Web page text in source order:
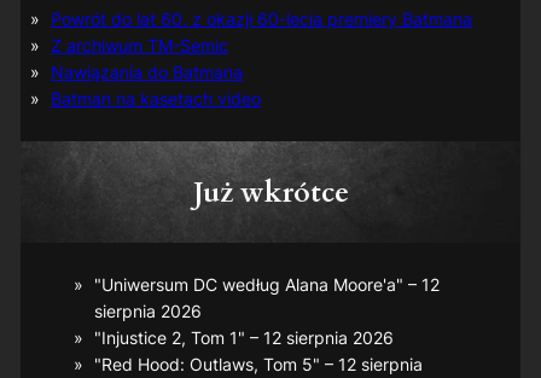
Powrót do lat 60. z okazji 60-lecia premiery Batmana
Z archiwum TM-Semic
Nawiązania do Batmana
Batman na kasetach video
Już wkrótce
"Uniwersum DC według Alana Moore'a" – 12
sierpnia 2026
"Injustice 2, Tom 1" – 12 sierpnia 2026
"Red Hood: Outlaws, Tom 5" – 12 sierpnia